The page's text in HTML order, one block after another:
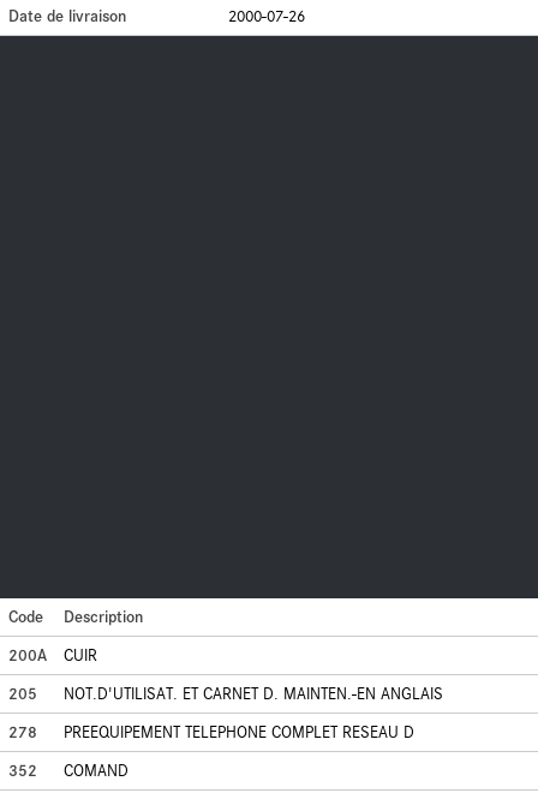
Date de livraison
2000-07-26
Code
Description
200A
CUIR
205
NOT.D'UTILISAT. ET CARNET D. MAINTEN.-EN ANGLAIS
278
PREEQUIPEMENT TELEPHONE COMPLET RESEAU D
352
COMAND